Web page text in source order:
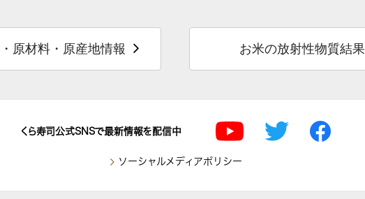
原材料・原産地情報 お米の放射性物質結果
くら寿司公式SNSで最新情報を配信中
ソーシャルメディアポリシー